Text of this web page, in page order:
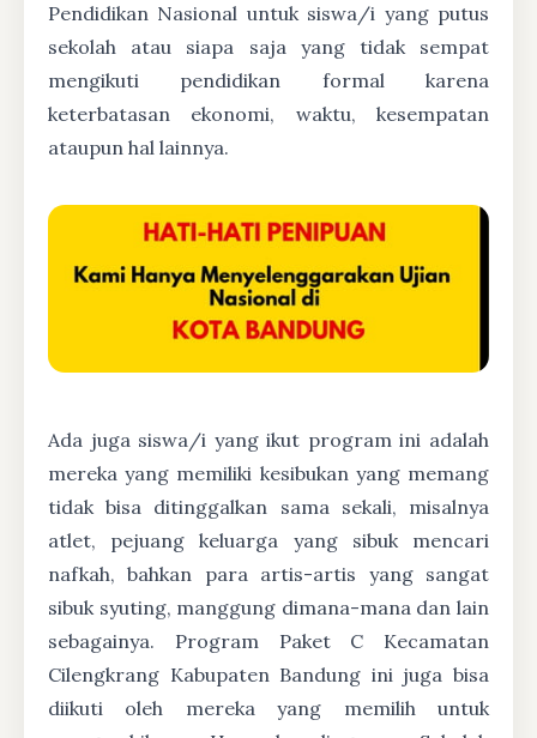
Pendidikan Nasional untuk siswa/i yang putus
sekolah atau siapa saja yang tidak sempat
mengikuti pendidikan formal karena
keterbatasan ekonomi, waktu, kesempatan
ataupun hal lainnya.
Ada juga siswa/i yang ikut program ini adalah
mereka yang memiliki kesibukan yang memang
tidak bisa ditinggalkan sama sekali, misalnya
atlet, pejuang keluarga yang sibuk mencari
nafkah, bahkan para artis-artis yang sangat
sibuk syuting, manggung dimana-mana dan lain
sebagainya. Program Paket C Kecamatan
Cilengkrang Kabupaten Bandung ini juga bisa
diikuti oleh mereka yang memilih untuk